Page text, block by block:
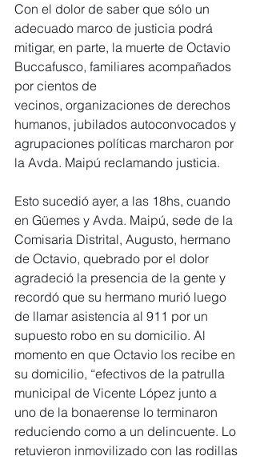
Con el dolor de saber que sólo un
adecuado marco de justicia podrá
mitigar, en parte, la muerte de Octavio
Buccafusco, familiares acompañados
por cientos de
vecinos, organizaciones de derechos
humanos, jubilados autoconvocados y
agrupaciones políticas marcharon por
la Avda. Maipú reclamando justicia.
Esto sucedió ayer, a las 18hs, cuando
en Güemes y Avda. Maipú, sede de la
Comisaria Distrital, Augusto, hermano
de Octavio, quebrado por el dolor
agradeció la presencia de la gente y
recordó que su hermano murió luego
de llamar asistencia al 911 por un
supuesto robo en su domicilio. Al
momento en que Octavio los recibe en
su domicilio, “efectivos de la patrulla
municipal de Vicente López junto a
uno de la bonaerense lo terminaron
reduciendo como a un delincuente. Lo
retuvieron inmovilizado con las rodillas